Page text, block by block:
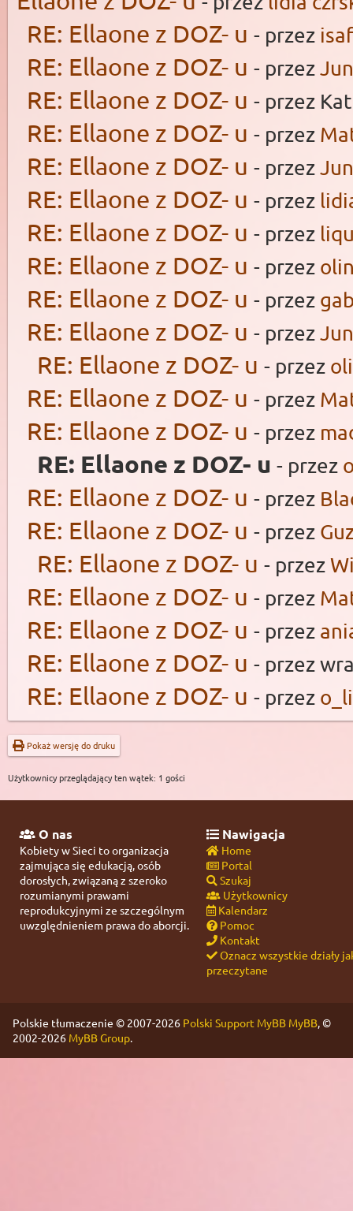
RE: Ellaone z DOZ- u - przez
RE: Ellaone z DOZ- u - przez
RE: Ellaone z DOZ- u - przez
RE: Ellaone z DOZ- u - przez
RE: Ellaone z DOZ- u - przez
RE: Ellaone z DOZ- u - przez
RE: Ellaone z DOZ- u - przez
RE: Ellaone z DOZ- u - przez
RE: Ellaone z DOZ- u - przez
RE: Ellaone z DOZ- u - przez
RE: Ellaone z DOZ- u - przez
RE: Ellaone z DOZ- u - przez
RE: Ellaone z DOZ- u - przez
RE: Ellaone z DOZ- u - przez
RE: Ellaone z DOZ- u - przez
RE: Ellaone z DOZ- u - przez
RE: Ellaone z DOZ- u - przez
RE: Ellaone z DOZ- u - przez
RE: Ellaone z DOZ- u - przez
RE: Ellaone z DOZ- u - przez
RE: Ellaone z DOZ- u - przez
Pokaż wersję do druku
Użytkownicy przeglądający ten wątek: 1 gości
O nas
Kobiety w Sieci to organizacja
zajmująca się edukacją, osób
dorosłych, związaną z szeroko
rozumianymi prawami
reprodukcyjnymi ze szczególnym
uwzględnieniem prawa do aborcji.
Nawigacja
Home
Portal
Szukaj
Użytkownicy
Kalendarz
Pomoc
Kontakt
Oznacz wszystkie działy
przeczytane
Polskie tłumaczenie © 2007-2026 Polski Support MyBB MyBB, ©
2002-2026 MyBB Group.